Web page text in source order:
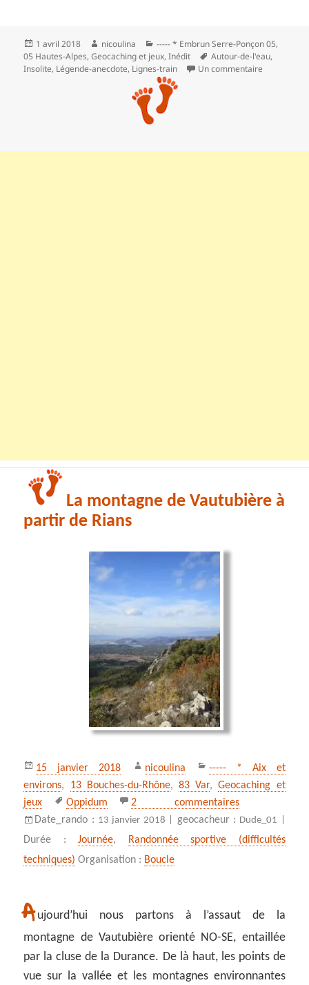
Publié
le
1 avril 2018 Auteur
nicoulina Catégories
----- * Embrun Serre-Ponçon 05,
05 Hautes-Alpes,Geocaching et jeux,Inédit Mots-
clés
Autour-de-l'eau,
Insolite, Légende-anecdote, Lignes-train Un commentaire
La montagne de Vautubière à
partir de Rians
Publié
le
15 janvier 2018 Auteur
nicoulina Catégories
----- * Aix et
environs, 13 Bouches-du-Rhône,83 Var,Geocaching et
jeux
Mots-
clés
Oppidum 2 commentairessur La
Date_rando : 13 janvier 2018 | geocacheur : Dude_01 |
Durée :Journée,
Randonnée sportive (difficultés
techniques) Organisation : Boucle
Aujourd’hui nous partons à l’assaut de la
montagne de Vautubière orienté NO-SE, entaillée
par la cluse de la Durance. De là haut, les points de
vue sur la vallée et les montagnes environnantes